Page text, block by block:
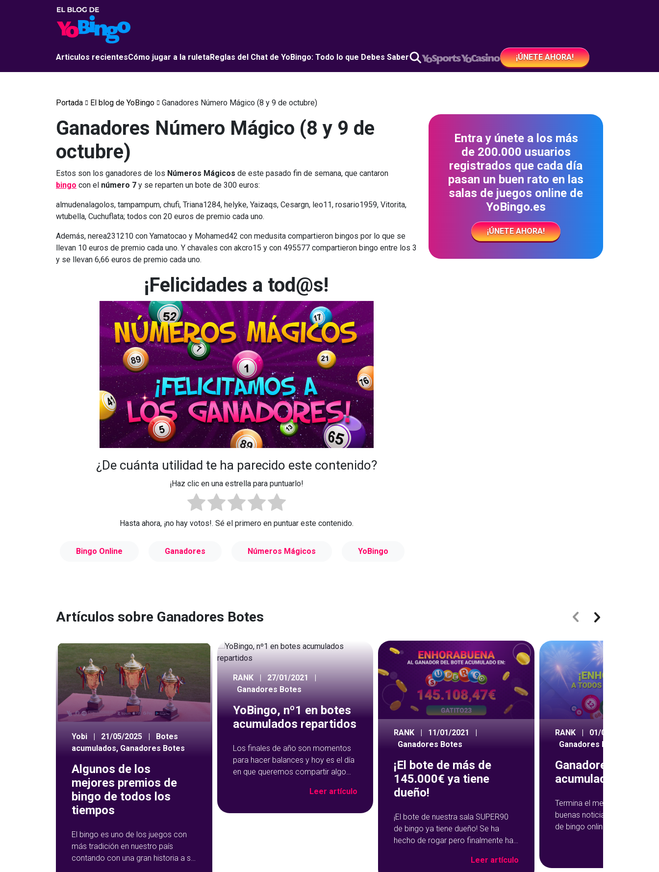
Articulos recientesCómo jugar a la ruletaReglas del Chat de YoBingo: Todo lo que Debes Saber ¡ÚNETE AHORA!
Portada El blog de YoBingo Ganadores Número Mágico (8 y 9 de octubre)
Ganadores Número Mágico (8 y 9 de
octubre)
Estos son los ganadores de los Números Mágicos de este pasado fin de semana, que cantaron
bingo con el número 7 y se reparten un bote de 300 euros:
almudenalagolos, tampampum, chufi, Triana1284, helyke, Yaizaqs, Cesargn, leo11, rosario1959, Vitorita,
wtubella, Cuchuflata; todos con 20 euros de premio cada uno.
Además, nerea231210 con Yamatocao y Mohamed42 con medusita compartieron bingos por lo que se
llevan 10 euros de premio cada uno. Y chavales con akcro15 y con 495577 compartieron bingo entre los 3
y se llevan 6,66 euros de premio cada uno.
¡Felicidades a tod@s!
¿De cuánta utilidad te ha parecido este contenido?
¡Haz clic en una estrella para puntuarlo!
Hasta ahora, ¡no hay votos!. Sé el primero en puntuar este contenido.
Bingo Online Ganadores Números Mágicos YoBingo
Entra y únete a los más
de 200.000 usuarios
registrados que cada día
pasan un buen rato en las
salas de juegos online de
YoBingo.es
¡ÚNETE AHORA!
Artículos sobre Ganadores Botes
Yobi | 21/05/2025 |
Botes
acumulados, Ganadores Botes
Algunos de los
mejores premios de
bingo de todos los
tiempos
El bingo es uno de los juegos con
más tradición en nuestro país
contando con una gran historia a su
RANK 27/01/2021
Ganadores Botes
YoBingo, nº1 en botes
acumulados repartidos
Los finales de año son momentos
para hacer balances y hoy es el día
en que queremos compartir algo
principales protagonistas. ¡Vosotros
Leer artículo
RANK | 11/01/2021
|
Ganadores Botes
¡El bote de más de
145.000€ ya tiene
dueño!
¡El bote de nuestra sala SUPER90
de bingo ya tiene dueño! Se ha
hecho de rogar pero finalmente ha
más de 145.000€ tienen nuevo
Leer artículo
RANK | 01/09/2020
Ganadores Botes
Ganadores botes
acumulados
Termina el mes de agosto
buenas noticias para los
de bingo online. Sobre todo